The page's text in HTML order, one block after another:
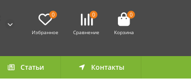
0
Избранное
0
Сравнение
0
Корзина
Статьи Контакты